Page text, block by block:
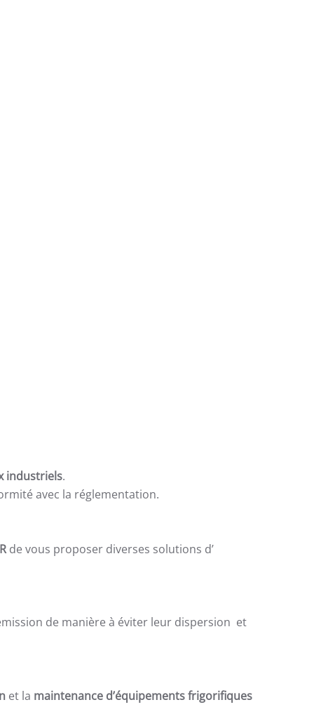
industriels.
avec la réglementation.
de vous proposer diverses solutions d’
de manière à éviter leur dispersion et
et la maintenance d’équipements frigorifiques